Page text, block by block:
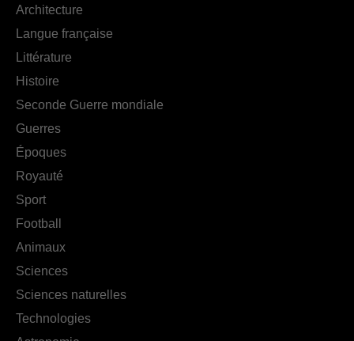
Architecture
Langue française
Littérature
Histoire
Seconde Guerre mondiale
Guerres
Époques
Royauté
Sport
Football
Animaux
Sciences
Sciences naturelles
Technologies